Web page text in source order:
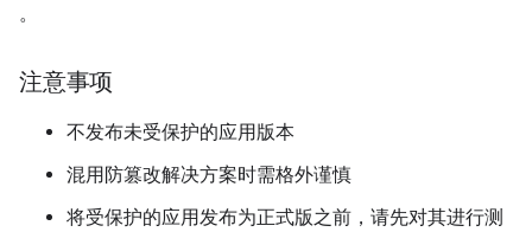
。
注意事项
不发布未受保护的应用版本
混用防篡改解决方案时需格外谨慎
将受保护的应用发布为正式版之前，请先对其进行测